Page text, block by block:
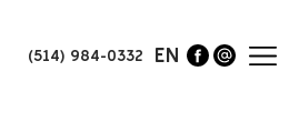
(514) 984-0332 EN